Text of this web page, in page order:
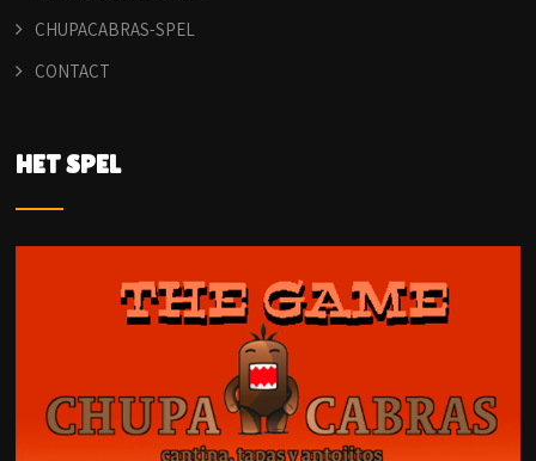
CHUPACABRAS-SPEL
CONTACT
HET SPEL